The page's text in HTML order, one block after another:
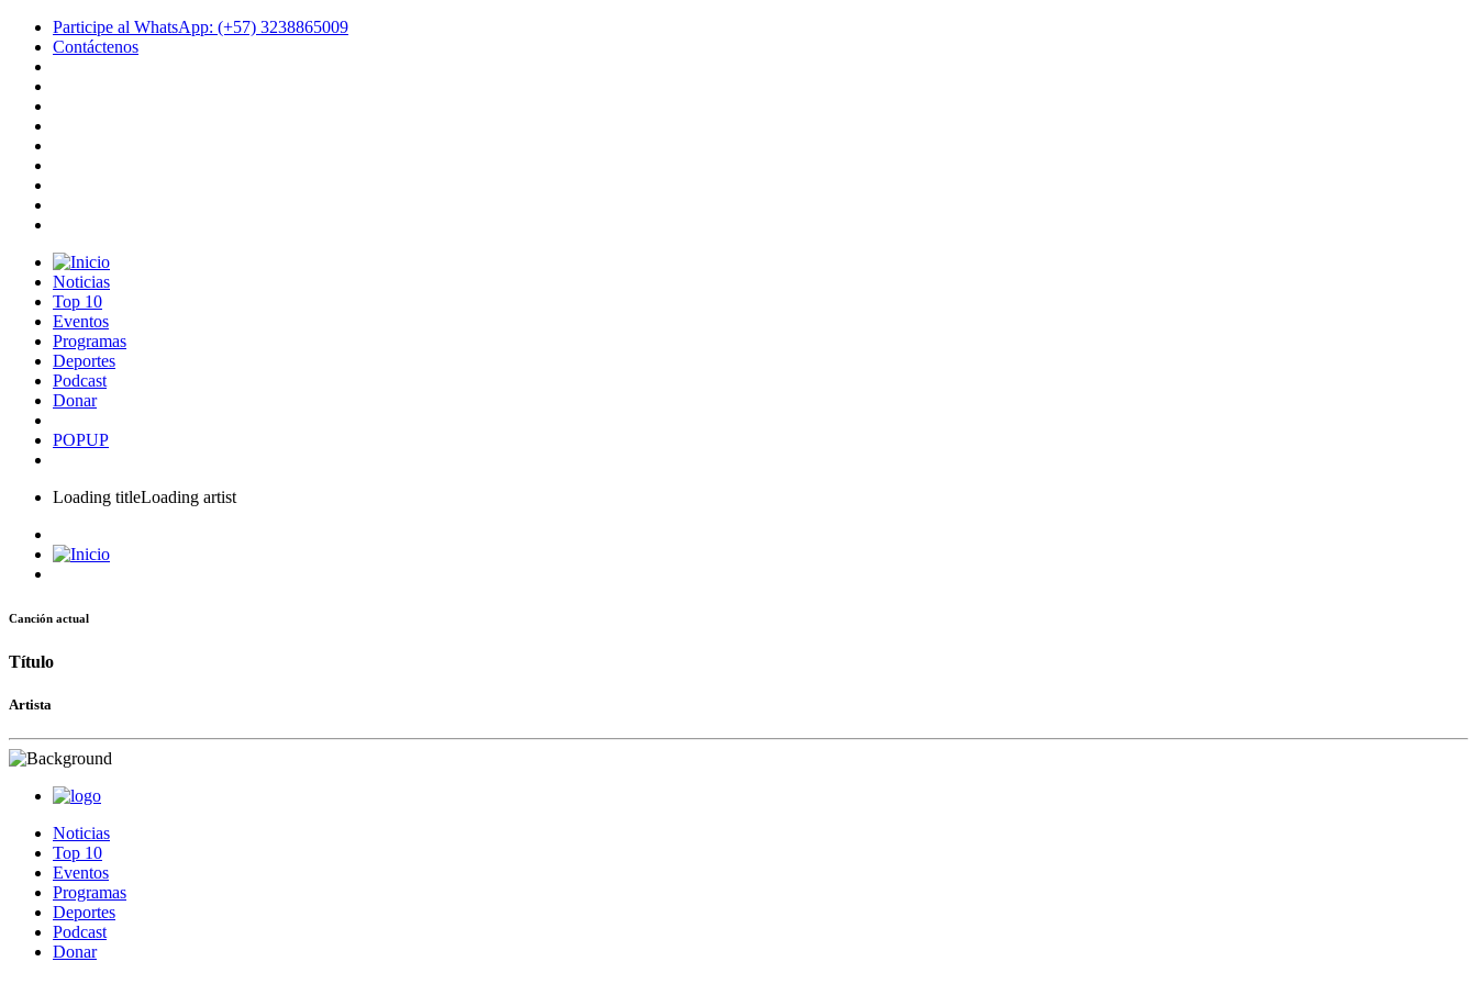
Participe al WhatsApp: (+57) 3238865009
Contáctenos
Noticias
Top 10
Eventos
Programas
Deportes
Podcast
Donar
POPUP
Loading titleLoading artist
Canción actual
Título
Artista
Noticias
Top 10
Eventos
Programas
Deportes
Podcast
Donar